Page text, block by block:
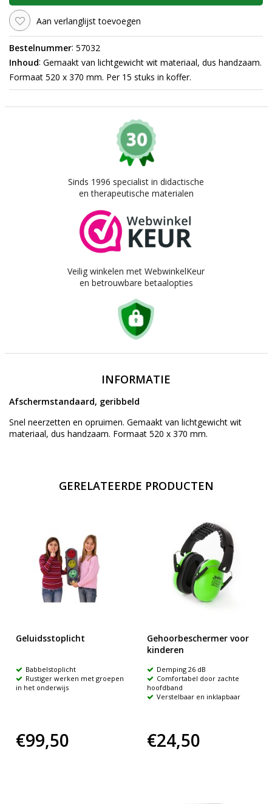
Aan verlanglijst toevoegen
Bestelnummer: 57032
Inhoud: Gemaakt van lichtgewicht wit materiaal, dus handzaam.
Formaat 520 x 370 mm. Per 15 stuks in koffer.
Sinds 1996 specialist in didactische
en therapeutische materialen
Veilig winkelen met WebwinkelKeur
en betrouwbare betaalopties
INFORMATIE
Afschermstandaard, geribbeld
Snel neerzetten en opruimen. Gemaakt van lichtgewicht wit
materiaal, dus handzaam. Formaat 520 x 370 mm.
GERELATEERDE PRODUCTEN
Geluidsstoplicht
Babbelstoplicht
Rustiger werken met groepen
in het onderwijs
€99,50
Gehoorbeschermer voor
kinderen
Demping 26 dB
Comfortabel door zachte
hoofdband
Verstelbaar en inklapbaar
€24,50